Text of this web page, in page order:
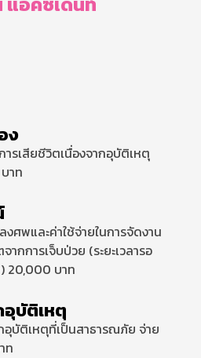
ง
รเสียชีวิตเนื่องจากอุบัติเหตุ
าท
ศพและค่าใช้จ่ายในการจัดงาน
กการเจ็บป่วย (ระยะเวลารอ
20,000 บาท
อุบัติเหตุ
บัติเหตุที่เป็นสาธารณภัย จ่าย
ท